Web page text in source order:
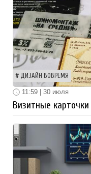
ДИЗАЙН ВОВРЕМЯ
11:59 | 30 июля
Визитные